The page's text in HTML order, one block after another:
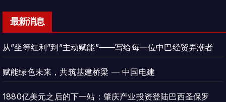
最新消息
从”坐等红利”到”主动赋能”——写给每一位中巴经贸弄潮者
赋能绿色未来，共筑基建桥梁 — 中国电建
1880亿美元之后的下一站：肇庆产业投资登陆巴西圣保罗